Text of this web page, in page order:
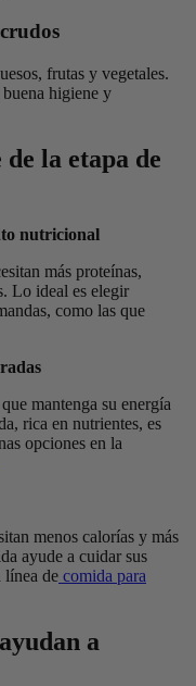
frutas y vegetales.
higiene y
la etapa de
nutricional
más proteínas,
Lo ideal es elegir
como las que
mantenga su energía
rica en nutrientes, es
opciones en la
menos calorías y más
ayude a cuidar sus
línea de comida para
a